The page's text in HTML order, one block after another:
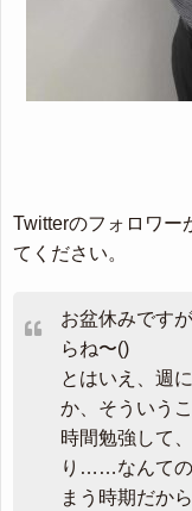
Twitterのフォロワー
てください。
お盆休みです
らね〜()
とはいえ、週
か、そういう
時間勉強して
り……なんての
まう時期だか